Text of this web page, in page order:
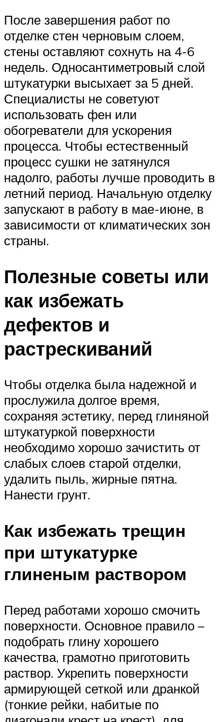
После завершения работ по
отделке стен черновым слоем,
стены оставляют сохнуть на 4-6
недель. Односантиметровый слой
штукатурки высыхает за 5 дней.
Специалисты не советуют
использовать фен или
обогреватели для ускорения
процесса. Чтобы естественный
процесс сушки не затянулся
надолго, работы лучше проводить в
летний период. Начальную отделку
запускают в работу в мае-июне, в
зависимости от климатических зон
страны.
Полезные советы или
как избежать
дефектов и
растрескиваний
Чтобы отделка была надежной и
прослужила долгое время,
сохраняя эстетику, перед глиняной
штукатуркой поверхности
необходимо хорошо зачистить от
слабых слоев старой отделки,
удалить пыль, жирные пятна.
Нанести грунт.
Как избежать трещин
при штукатурке
глиненым раствором
Перед работами хорошо смочить
поверхности. Основное правило –
подобрать глину хорошего
качества, грамотно приготовить
раствор. Укрепить поверхности
армирующей сеткой или дранкой
(тонкие рейки, набитые по